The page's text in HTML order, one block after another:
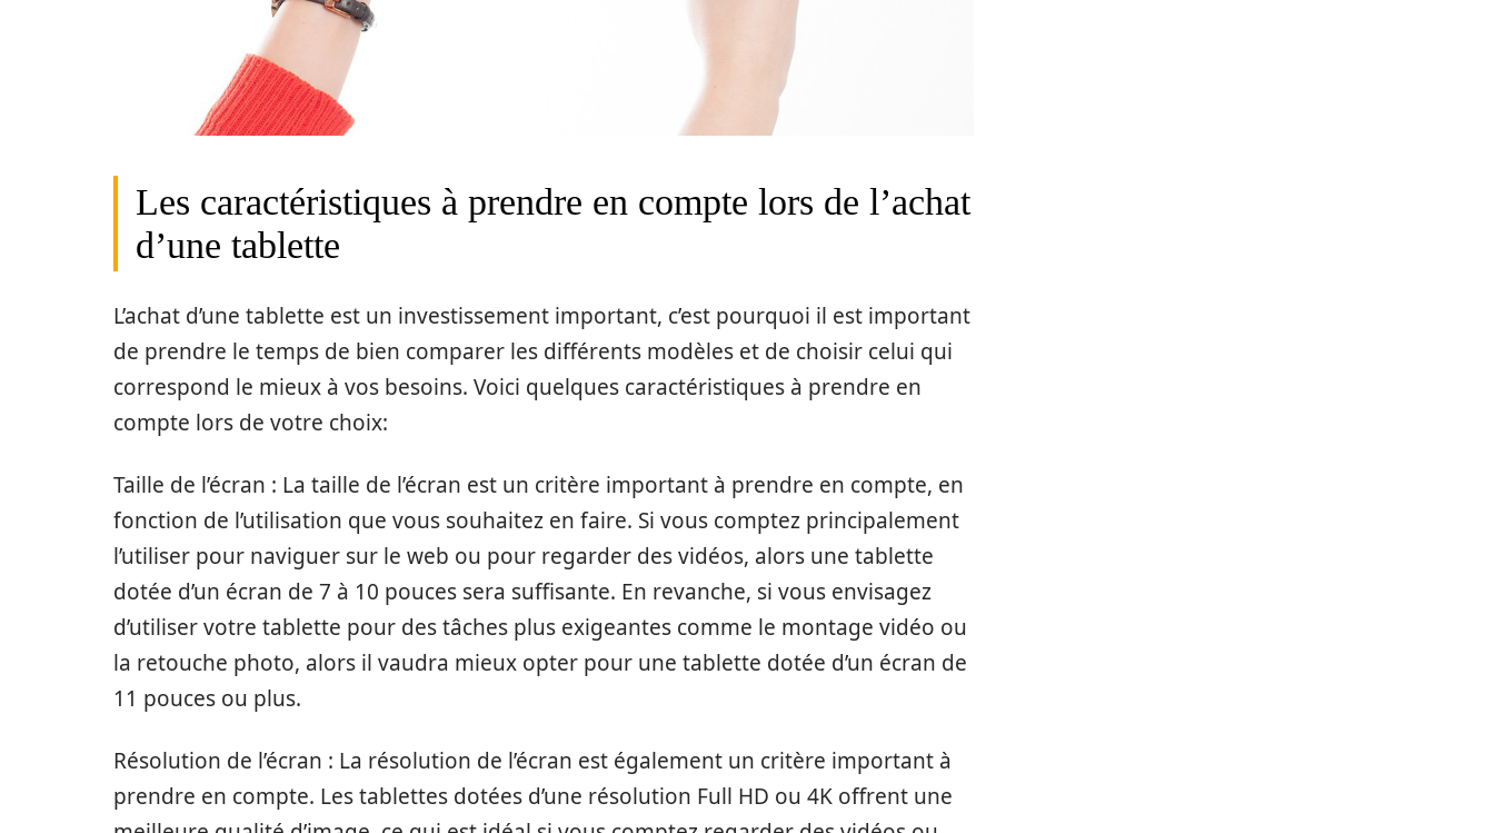
Les caractéristiques à prendre en compte lors de l’achat
d’une tablette
L’achat d’une tablette est un investissement important, c’est pourquoi il est important
de prendre le temps de bien comparer les différents modèles et de choisir celui qui
correspond le mieux à vos besoins. Voici quelques caractéristiques à prendre en
compte lors de votre choix:
Taille de l’écran : La taille de l’écran est un critère important à prendre en compte, en
fonction de l’utilisation que vous souhaitez en faire. Si vous comptez principalement
l’utiliser pour naviguer sur le web ou pour regarder des vidéos, alors une tablette
dotée d’un écran de 7 à 10 pouces sera suffisante. En revanche, si vous envisagez
d’utiliser votre tablette pour des tâches plus exigeantes comme le montage vidéo ou
la retouche photo, alors il vaudra mieux opter pour une tablette dotée d’un écran de
11 pouces ou plus.
Résolution de l’écran : La résolution de l’écran est également un critère important à
prendre en compte. Les tablettes dotées d’une résolution Full HD ou 4K offrent une